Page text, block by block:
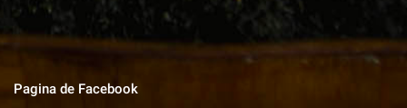
Pagina de Facebook